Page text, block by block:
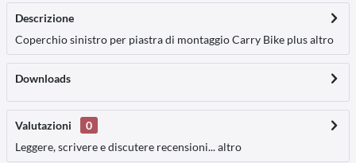
Descrizione
Coperchio sinistro per piastra di montaggio Carry Bike plusaltro
Downloads
Valutazioni
0
Leggere, scrivere e discutere recensioni...altro